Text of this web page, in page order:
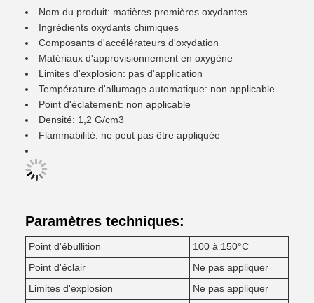
Nom du produit: matières premières oxydantes
Ingrédients oxydants chimiques
Composants d'accélérateurs d'oxydation
Matériaux d'approvisionnement en oxygène
Limites d'explosion: pas d'application
Température d'allumage automatique: non applicable
Point d'éclatement: non applicable
Densité: 1,2 G/cm3
Flammabilité: ne peut pas être appliquée
Paramètres techniques:
Point d'ébullition
100 à 150°C
Point d'éclair
Ne pas appliquer
Limites d'explosion
Ne pas appliquer